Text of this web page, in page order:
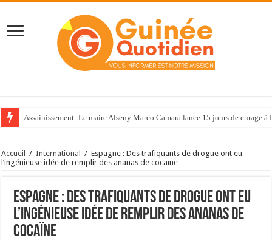
Assainissement: Le maire Alseny Marco Camara lance 15 jours de curage à
Accueil / International / Espagne : Des trafiquants de drogue ont eu
l’ingénieuse idée de remplir des ananas de cocaïne
Espagne : Des trafiquants de drogue ont eu
l’ingénieuse idée de remplir des ananas de
cocaïne